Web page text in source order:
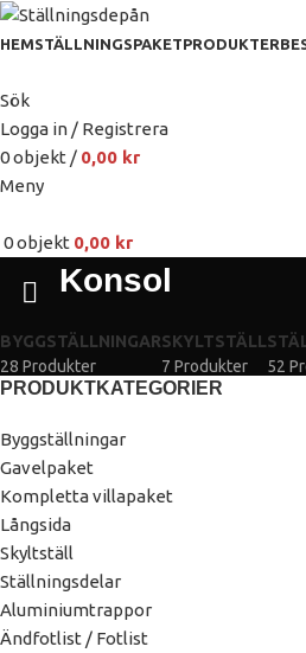
HEMSTÄLLNINGSPAKETPRODUKTER
Sök
Logga in / Registrera
0objekt / 0,00 kr
Meny
0objekt 0,00 kr
Konsol
BYGGSTÄLLNINGAR
28 Produkter
SKYLTSTÄLL
7 Produkter
52
PRODUKTKATEGORIER
Byggställningar
Gavelpaket
Kompletta villapaket
Långsida
Skyltställ
Ställningsdelar
Aluminiumtrappor
Ändfotlist / Fotlist